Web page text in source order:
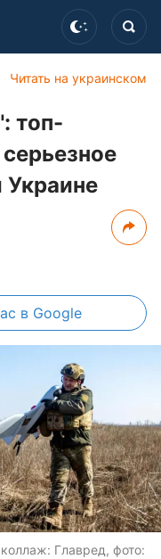
Читать на украинском
топ-
в Google
Главред, фото: